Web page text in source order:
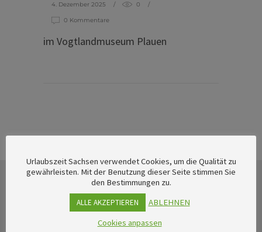
4. Dezember 2025 0
0 Kommentare
im Vogtlandmuseum Plauen
Urlaubszeit Sachsen verwendet Cookies, um die Qualität zu
gewährleisten. Mit der Benutzung dieser Seite stimmen Sie
den Bestimmungen zu.
ALLE AKZEPTIEREN
ABLEHNEN
Cookies anpassen